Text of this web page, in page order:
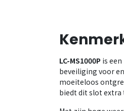
LC-MS1000P is
beveiliging voor
moeiteloos
biedt dit slot